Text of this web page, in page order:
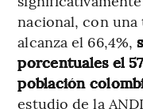
nacional, con una
alcanza el 66,4%,
porcentuales el
población
estudio de la